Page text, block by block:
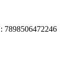
7898506472246